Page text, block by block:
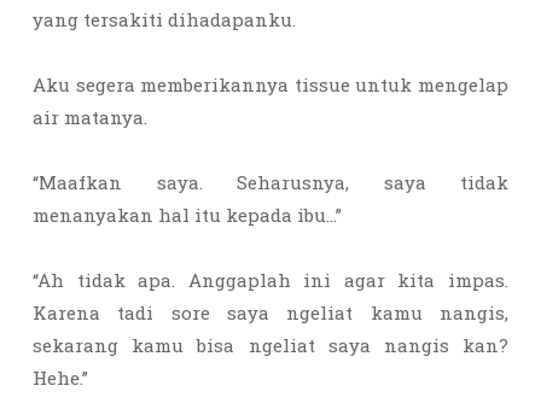
yang tersakiti dihadapanku.
Aku segera memberikannya tissue untuk mengelap
air matanya.
“Maafkan saya. Seharusnya, saya tidak
menanyakan hal itu kepada ibu…”
“Ah tidak apa. Anggaplah ini agar kita impas.
Karena tadi sore saya ngeliat kamu nangis,
sekarang kamu bisa ngeliat saya nangis kan?
Hehe.”